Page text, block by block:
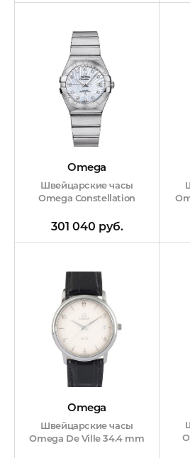
Omega
Швейцарские часы
Omega Constellation
301 040 руб.
Omega
Швейцарские часы
Omega De Ville 34.4 mm